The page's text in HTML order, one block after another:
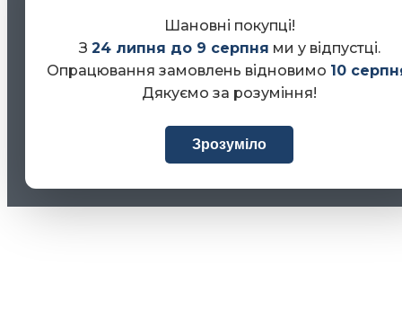
Шановні покупці!
З 24 липня до 9 серпня ми у відпустці.
Опрацювання замовлень відновимо 10
Дякуємо за розуміння!
Зрозуміло